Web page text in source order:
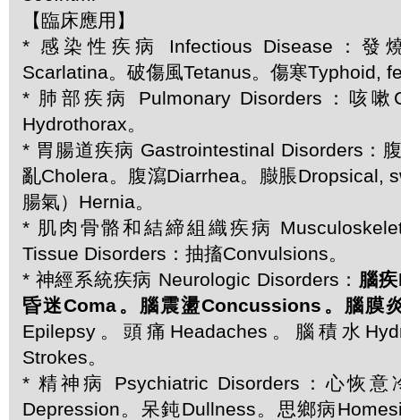
【臨床應用】
* 感染性疾病 Infectious Disease：發
Scarlatina。破傷風Tetanus。傷寒Typhoid,
* 肺部疾病 Pulmonary Disorders：咳嗽
Hydrothorax。
* 胃腸道疾病 Gastrointestinal Disorders：
亂Cholera。腹瀉Diarrhea。臌脹Dropsical,
腸氣）Hernia。
* 肌肉骨骼和結締組織疾病
Tissue Disorders：抽搐Convulsions。
* 神經系統疾病 Neurologic Disorders： 腦
昏迷Coma。腦震盪Concussions。腦膜
Epilepsy。頭痛Headaches。腦積水
Strokes。
* 精神病 Psychiatric Disorders：心恢意
Depression。呆鈍Dullness。思鄉病